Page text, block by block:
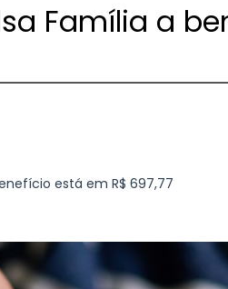
Família a
está em R$ 697,77